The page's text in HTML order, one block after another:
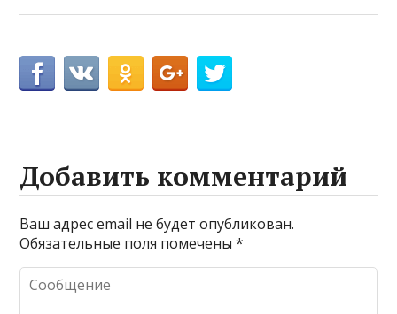
Добавить комментарий
Ваш адрес email не будет опубликован.
Обязательные поля помечены*